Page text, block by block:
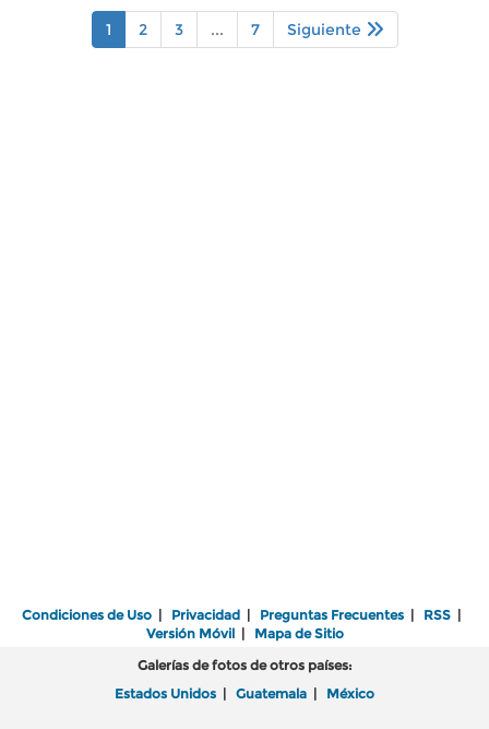
1 2 3 ... 7 Siguiente
Condiciones de Uso | Privacidad | Preguntas Frecuentes | RSS |
Versión Móvil| Mapa de Sitio
Galerías de fotos de otros países:
Estados Unidos | Guatemala | México